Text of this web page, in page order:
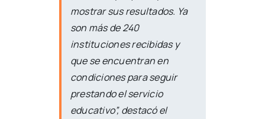
mostrar sus resultados. Ya
son más de 240
instituciones recibidas y
que se encuentran en
condiciones para seguir
prestando el servicio
educativo”, destacó el